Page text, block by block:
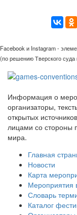
Facebook и Instagram -
(по решению Тверского
Информация о
организаторы,
открытых
лицами со стороны
мира.
Главная
Новости
Карта
Мероприятия
Словарь
Каталог